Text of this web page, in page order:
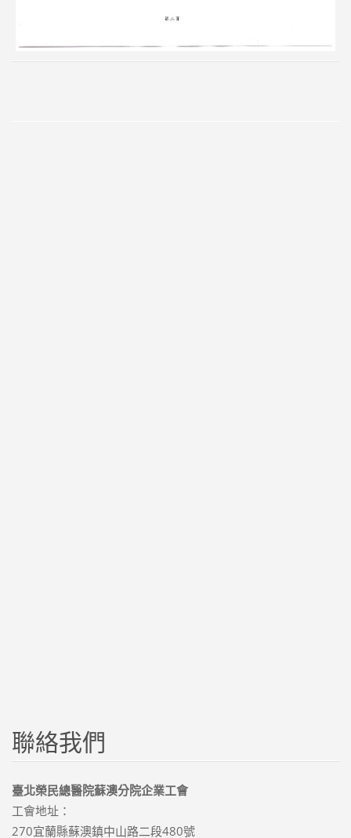
聯絡我們
臺北榮民總醫院蘇澳分院企業工會
工會地址：
270宜蘭縣蘇澳鎮中山路二段480號